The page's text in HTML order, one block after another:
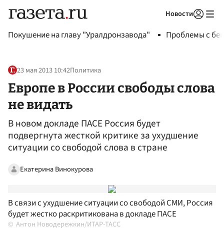
Новости
Покушение на главу "Уралдронзавода" Проблемы с
23 мая 2013 10:42Политика
Европе в России свободы слова
не видать
В новом докладе ПАСЕ Россия будет
подвергнута жесткой критике за ухудшение
ситуации со свободой слова в стране
Екатерина Винокурова
В связи с ухудшение ситуации со свободой СМИ, Россия
будет жестко раскритикована в докладе ПАСЕ
Антон Новодережкин/ИТАР-ТАСС